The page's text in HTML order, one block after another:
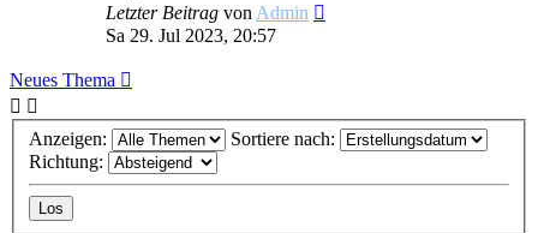
Letzter Beitrag von Admin
Sa 29. Jul 2023, 20:57
Neues Thema
Anzeigen:
Sortiere nach:
Richtung: